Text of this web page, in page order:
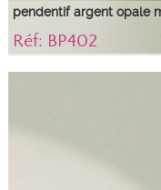
pendentif argent opale
Réf: BP402
Pendentif argent serti d'une
L'opale vient d'Australie, la